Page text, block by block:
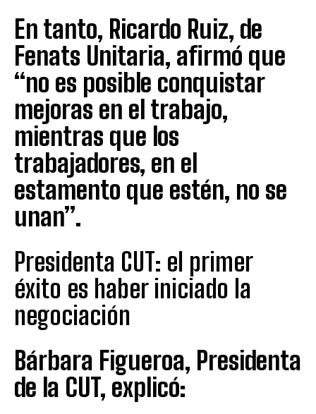
En tanto, Ricardo Ruiz, de
Fenats Unitaria, afirmó que
“no es posible conquistar
mejoras en el trabajo,
mientras que los
trabajadores, en el
estamento que estén, no se
unan”.
Presidenta CUT: el primer
éxito es haber iniciado la
negociación
Bárbara Figueroa, Presidenta
de la CUT, explicó: